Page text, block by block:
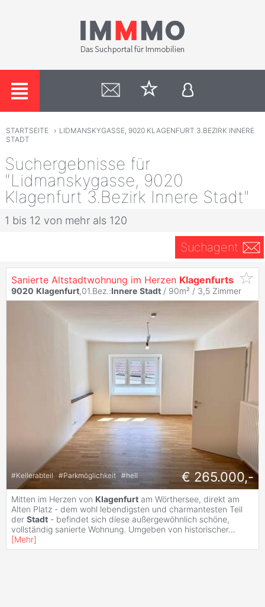
STARTSEITE › LIDMANSKYGASSE, 9020 KLAGENFURT 3.BEZIRK INNERE
STADT
Suchergebnisse für
"Lidmanskygasse, 9020
Klagenfurt 3.Bezirk Innere Stadt"
1 bis 12 von mehr als 120
Suchagent
Sanierte Altstadtwohnung im Herzen Klagenfurts
9020 Klagenfurt,01.Bez.:Innere Stadt / 90m² / 3,5 Zimmer
#Kellerabteil #Parkmöglichkeit #hell € 265.000,-
Mitten im Herzen von Klagenfurt am Wörthersee, direkt am
Alten Platz - dem wohl lebendigsten und charmantesten Teil
der Stadt - befindet sich diese außergewöhnlich schöne,
vollständig sanierte Wohnung. Umgeben von historischer...
[Mehr]